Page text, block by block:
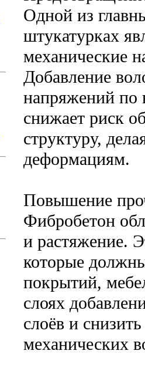
Одной из
штукатурках
механические
Добавление
напряжений по
снижает риск
структуру,
деформациям.
Повышение
Фибробетон
и растяжение.
которые
покрытий,
слоях
слоёв и
механических